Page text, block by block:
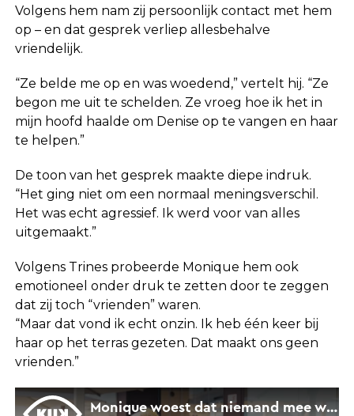
Volgens hem nam zij persoonlijk contact met hem
op – en dat gesprek verliep allesbehalve
vriendelijk.
“Ze belde me op en was woedend,” vertelt hij. “Ze
begon me uit te schelden. Ze vroeg hoe ik het in
mijn hoofd haalde om Denise op te vangen en haar
te helpen.”
De toon van het gesprek maakte diepe indruk.
“Het ging niet om een normaal meningsverschil.
Het was echt agressief. Ik werd voor van alles
uitgemaakt.”
Volgens Trines probeerde Monique hem ook
emotioneel onder druk te zetten door te zeggen
dat zij toch “vrienden” waren.
“Maar dat vond ik echt onzin. Ik heb één keer bij
haar op het terras gezeten. Dat maakt ons geen
vrienden.”